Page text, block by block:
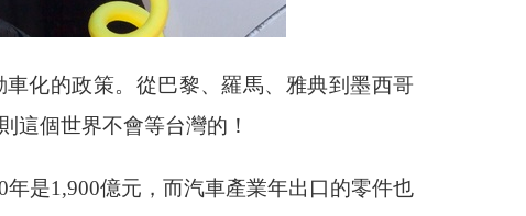
化的政策。從巴黎、羅馬、雅典到墨西哥
這個世界不會等台灣的！
是1,900億元，而汽車產業年出口的零件也